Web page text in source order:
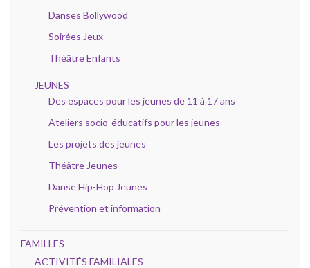
Danses Bollywood
Soirées Jeux
Théâtre Enfants
JEUNES
Des espaces pour les jeunes de 11 à 17 ans
Ateliers socio-éducatifs pour les jeunes
Les projets des jeunes
Théâtre Jeunes
Danse Hip-Hop Jeunes
Prévention et information
FAMILLES
ACTIVITÉS FAMILIALES